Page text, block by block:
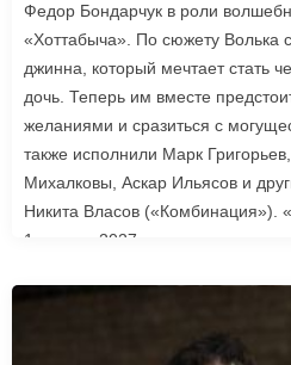
Федор Бондарчук в роли
«Хоттабыча». По сюжету Волька
джинна, который мечтает стать
дочь. Теперь им вместе
желаниями и сразиться с
также исполнили Марк
Михалковы, Аскар Ильясов и
Никита Власов («Комбинация»).
1 января 2027 года.